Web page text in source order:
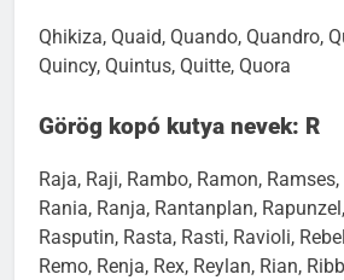
Qhikiza, Quaid, Quando, Quandro,
Quincy, Quintus, Quitte, Quora
Görög kopó kutya nevek: R
Raja, Raji, Rambo, Ramon,
Rania, Ranja, Rantanplan,
Rasputin, Rasta, Rasti, Ravioli,
Remo, Renja, Rex, Reylan, Rian,